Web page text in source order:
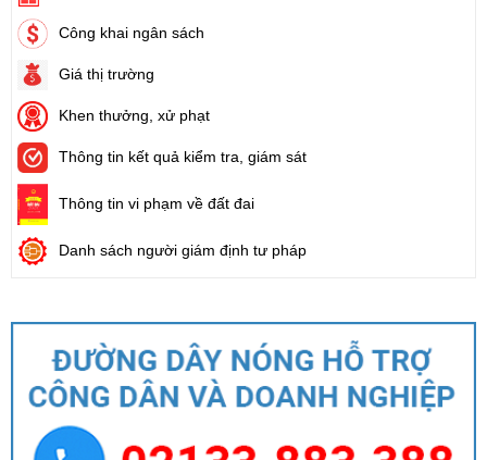
Công khai ngân sách
Giá thị trường
Khen thưởng, xử phạt
Thông tin kết quả kiểm tra, giám sát
Thông tin vi phạm về đất đai
Danh sách người giám định tư pháp